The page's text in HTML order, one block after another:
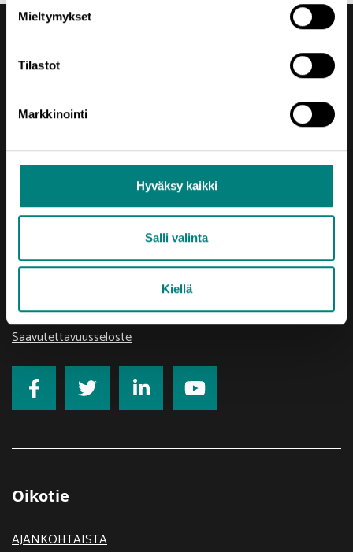
Mieltymykset
Tilastot
Markkinointi
Hyväksy kaikki
Salli valinta
Kiellä
Yhteystiedot
Yrjönkatu 6
Vaihde (02) 620 5300
etunimi.sukunimi@prizz.fi
Rekisteriseloste
Saavutettavuusseloste
Oikotie
AJANKOHTAISTA